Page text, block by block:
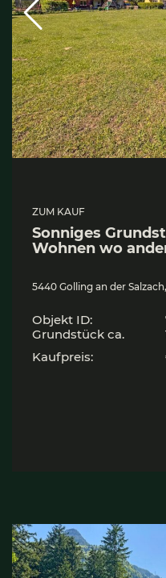
ZUM KAUF
Son­ni­ges
Woh­nen wo
5440 Golling an der
Objekt ID:
Grund­stück ca.
Kaufpreis: